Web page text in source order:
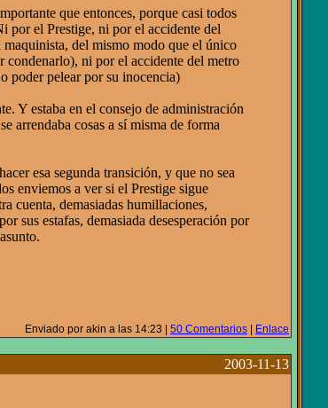
que entonces, porque casi todos
por el Prestige, ni por el accidente del
del mismo modo que el único
condenarlo), ni por el accidente del metro
poder pelear por su inocencia)
Y estaba en el consejo de administración
arrendaba cosas a sí misma de forma
esa segunda transición, y que no sea
enviemos a ver si el Prestige sigue
cuenta, demasiadas humillaciones,
sus estafas, demasiada desesperación por
Enviado por akin a las 14:23 | 50 Comentarios Enlace
2003-11-13